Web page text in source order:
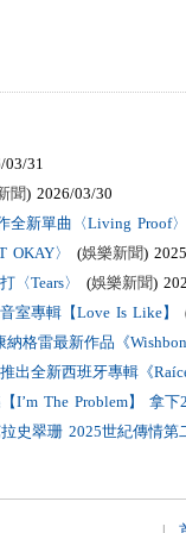
31
聞) 2026/03/30
新單曲〈Living Proof〉
OKAY〉
(娛樂新聞)
Tears〉
(娛樂新聞)
室專輯【Love Is Like】
格雷最新作品《
出全新西班牙專輯《
I’m The Problem】 拿
史翠珊 2025世紀傳情第